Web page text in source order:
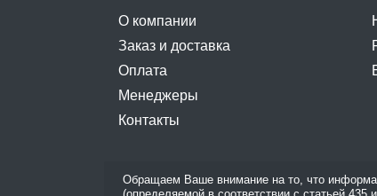
О компании
Заказ и доставка
Оплата
Менеджеры
Контакты
Обращаем Ваше внимание на то, что